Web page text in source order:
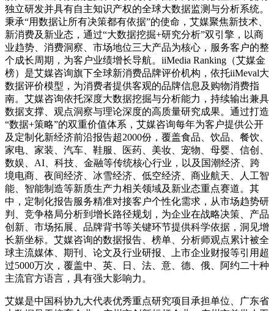
独立研发并具有自主知识产权的全球大数据监测与分析系统。
秉承“用数据让所有决策都有依据”的使命，艾媒聚焦新技术、
新消费及新业态，通过“大数据挖掘+研究分析”双引擎，以商
业趋势、消费洞察、市场地位三大产品为核心，服务客户的整
个成长周期，为客户业绩增长导航。iiMedia Ranking（艾媒金
榜）是艾媒咨询旗下全球新消费品牌评价机构，依托iiMeval大
数据评价模型，为消费者提供客观的品牌信息及购物消费指
南。艾媒咨询依托深度大数据挖掘与分析能力，持续输出兼具
数据支撑、观点洞察与理论深度的高质量研究成果。通过打造
“数据+策略”的双重价值体系，艾媒咨询每年为客户提供公开
及定制化新经济前沿报告超2000份，覆盖食品、饮品、餐饮、
家电、家装、汽车、鞋服、医药、美妆、宠物、母婴、信创、
数娱、AI、科技、金融等传统核心行业，以及国潮经济、跨
境电商、夜间经济、冰雪经济、低空经济、商业航天、人工智
能、智能制造等新质生产力相关领域及新业态重点赛道。其
中，定制化报告服务精准对接客户个性化需求，从市场趋势研
判、竞争格局分析到增长路径规划，为企业在战略决策、产品
创新、市场拓展、品牌背书等关键环节提供科学依据，洞见增
长新坐标。艾媒咨询的数据报告、榜单、分析师观点累计被全
球主流媒体、期刊、论文及行业研报、上市企业财报等引用超
过5000万次，覆盖中、英、日、法、意、德、俄、阿约二十种
主流官方语言，具有强大影响力。
艾媒是中国科协九大代表优秀重点研究项目承担单位、广东省